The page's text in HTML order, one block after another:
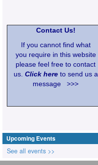
Contact Us!
If you cannot find what
you require in this website
please feel free to contact
us. Click hereto send us a
message >>>
Upcoming Events
See all events >>